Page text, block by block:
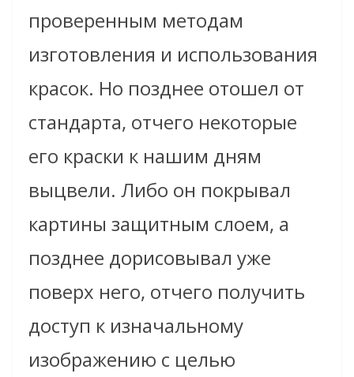
проверенным методам
изготовления и использования
красок. Но позднее отошел от
стандарта, отчего некоторые
его краски к нашим дням
выцвели. Либо он покрывал
картины защитным слоем, а
позднее дорисовывал уже
поверх него, отчего получить
доступ к изначальному
изображению с целью